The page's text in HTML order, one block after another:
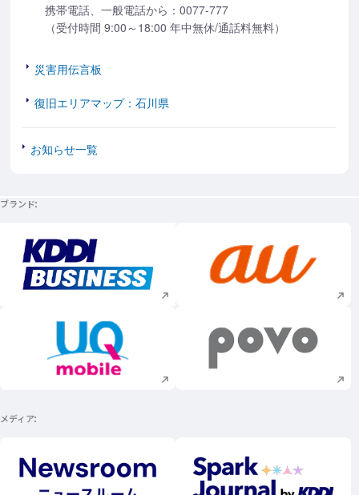
携帯電話、一般電話から：0077-777
（受付時間 9:00～18:00 年中無休/通話料無料）
災害用伝言板
復旧エリアマップ：石川県
お知らせ一覧
ブランド
新規ウィンドウで開く 新規ウィンドウで
新規ウィンドウで開く 新規ウィンドウで
メディア
新規ウィンドウで開く 新規ウィンドウで